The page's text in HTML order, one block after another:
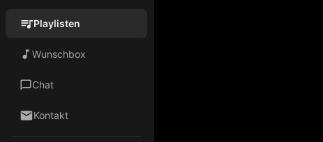
Playlisten
Wunschbox
Chat
Kontakt